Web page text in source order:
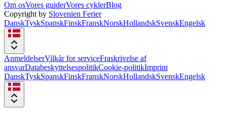
Om osVores guiderVores cyklerBlog
Copyright by Slovenien Ferier
DanskTyskSpanskFinskFranskNorskHollandskSvenskEngelsk
AnmeldelserVilkår for serviceFraskrivelse af
ansvarDatabeskyttelsespolitikCookie-politikImprint
DanskTyskSpanskFinskFranskNorskHollandskSvenskEngelsk